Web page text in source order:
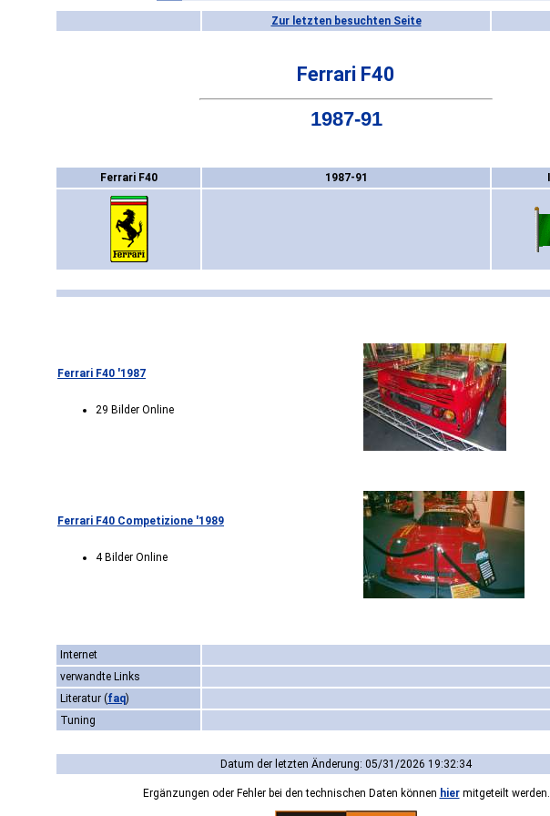
Zur letzten besuchten Seite
Ferrari F40
1987-91
Ferrari F40 1987-91
Ferrari F40 '1987
29 Bilder Online
Ferrari F40 Competizione '1989
4 Bilder Online
Internet
verwandte Links
Literatur (faq)
Tuning
Datum der letzten Änderung: 05/31/2026 19:32:34
Ergänzungen oder Fehler bei den technischen Daten können hiermitgeteilt werden.